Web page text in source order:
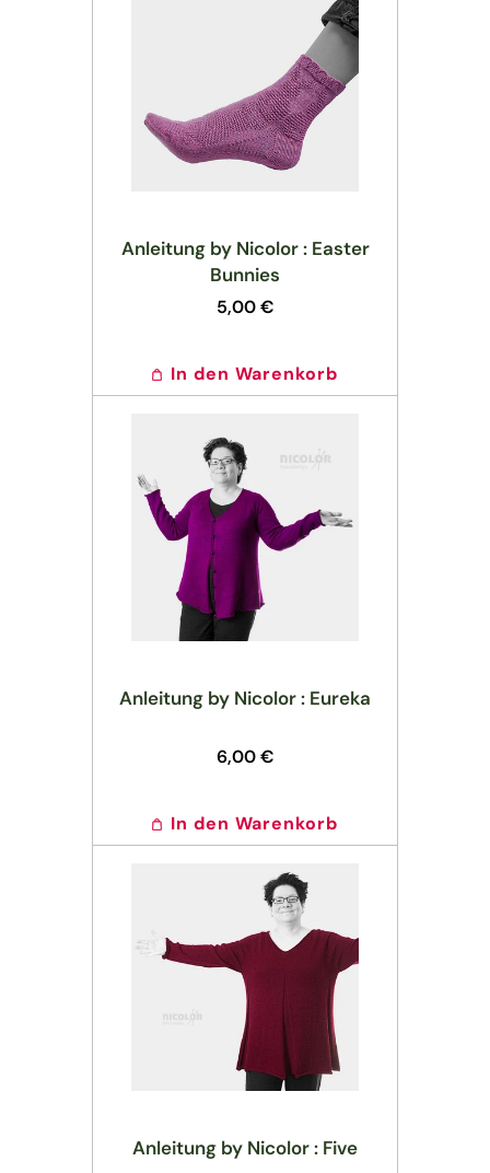
Anleitung by Nicolor : Easter
Bunnies
Normaler
5,00 €
In den Warenkorb
Anleitung by Nicolor : Eureka
Normaler
6,00 €
In den Warenkorb
Anleitung by Nicolor : Five